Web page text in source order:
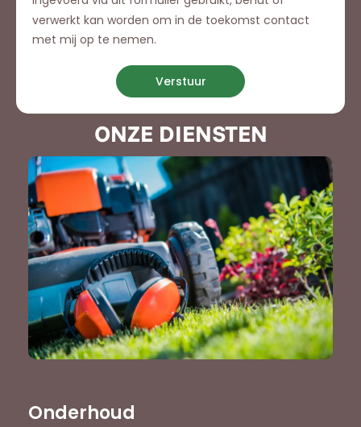
verwerkt kan worden om in de toekomst contact
met mij op te nemen.
Verstuur
ONZE DIENSTEN
Onderhoud